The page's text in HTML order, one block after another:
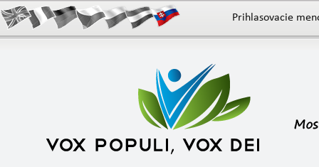
Prihlasovacie